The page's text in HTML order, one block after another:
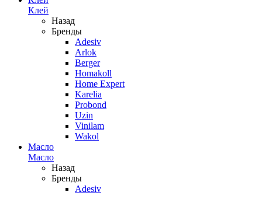
Клей
Назад
Бренды
Adesiv
Arlok
Berger
Homakoll
Home Expert
Karelia
Probond
Uzin
Vinilam
Wakol
Масло
Масло
Назад
Бренды
Adesiv